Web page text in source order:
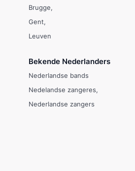
Brugge
Gent
Leuven
Bekende Nederlanders
Nederlandse bands
Nedelandse zangeres
Nederlandse zangers